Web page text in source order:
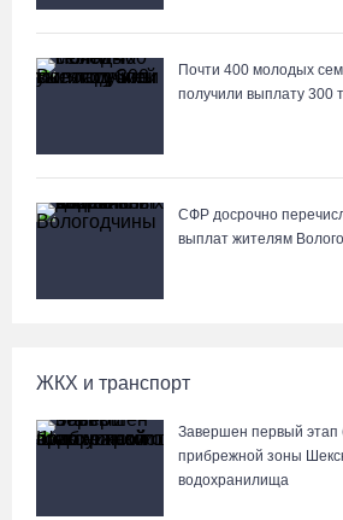
08.08.26 / 12:43
В Кириллове исполнят любимые песни
Евгения Преображенского
Жители Устюжны изготовят «Птиц одного
грузинского монастыря
На V фестивале «Небо Славян» организуют
Почти 400 молодых
получили выплату 300
СФР досрочно
выплат жителям
ЖКХ и транспорт
Завершен первый этап
прибрежной зоны
водохранилища